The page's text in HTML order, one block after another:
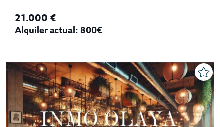
21.000 €
Alquiler actual: 800€